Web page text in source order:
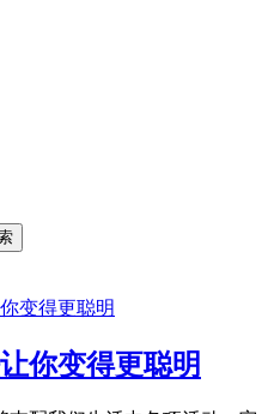
你变得更聪明